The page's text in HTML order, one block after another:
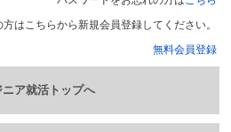
はこちらから新規会員登録してください。
無料会員登録
ニア就活トップへ